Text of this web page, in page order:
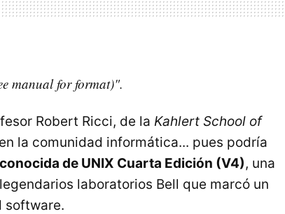
manual for format)".
Robert Ricci, de la Kahlert School of
la comunidad informática... pues podría
de UNIX Cuarta Edición (V4), una
laboratorios Bell que marcó un
software.